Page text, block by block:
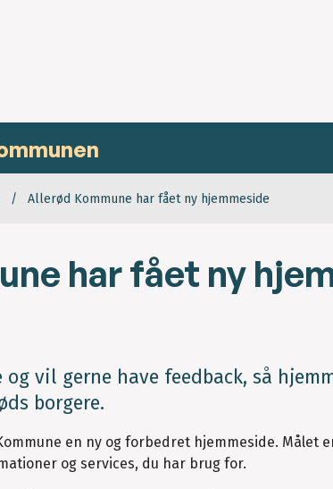
Allerød Kommune har fået ny hjemmeside
har fået ny
vil gerne have feedback, så
borgere.
en ny og forbedret hjemmeside. Målet
og services, du har brug for.